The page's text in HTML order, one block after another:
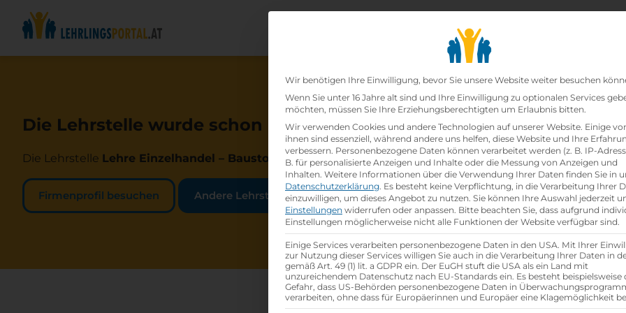
Lehrbetriebesearch
Die Lehrstelle wurde schon besetzt!
Die Lehrstelle Lehre Einzelhandel – Baustoffhandel (m/w/d)beiRaiffeisen-Lagerhaus Hollabrunn-Horn
Firmenprofil besuchen Andere Lehrstelle suchen
Datenschutz-
Wir benötigen Ihre Einwilligung, bevor Sie unsere Website weiter besuchen
Wenn Sie unter 16 Jahre alt sind und Ihre Einwilligung zu optionalen Services
möchten, müssen Sie Ihre Erziehungsberechtigten um Erlaubnis bitten.
Wir verwenden Cookies und andere Technologien auf unserer Website. Einige
ihnen sind essenziell, während andere uns helfen, diese Website und Ihre
verbessern. Personenbezogene Daten können verarbeitet werden (z. B. IP-
B. für personalisierte Anzeigen und Inhalte oder die Messung von Anzeigen und
Inhalten. Weitere Informationen über die Verwendung Ihrer Daten finden Sie in
Datenschutzerklärung. Es besteht keine Verpflichtung, in die Verarbeitung Ihrer
einzuwilligen, um dieses Angebot zu nutzen. Sie können Ihre Auswahl jederzeit
Einstellungen widerrufen oder anpassen. Bitte beachten Sie, dass aufgrund
Einstellungen möglicherweise nicht alle Funktionen der Website verfügbar sind.
Einige Services verarbeiten personenbezogene Daten in den USA. Mit Ihrer
zur Nutzung dieser Services willigen Sie auch in die Verarbeitung Ihrer Daten in
gemäß Art. 49 (1) lit. a GDPR ein. Der EuGH stuft die USA als ein Land mit
unzureichendem Datenschutz nach EU-Standards ein. Es besteht beispielsweise
Gefahr, dass US-Behörden personenbezogene Daten in
verarbeiten, ohne dass für Europäerinnen und Europäer eine Klagemöglichkeit